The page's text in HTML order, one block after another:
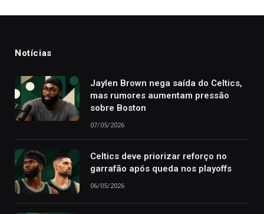
Notícias
Jaylen Brown nega saída do Celtics,
mas rumores aumentam pressão
sobre Boston
07/05/2026
Celtics deve priorizar reforço no
garrafão após queda nos playoffs
06/05/2026